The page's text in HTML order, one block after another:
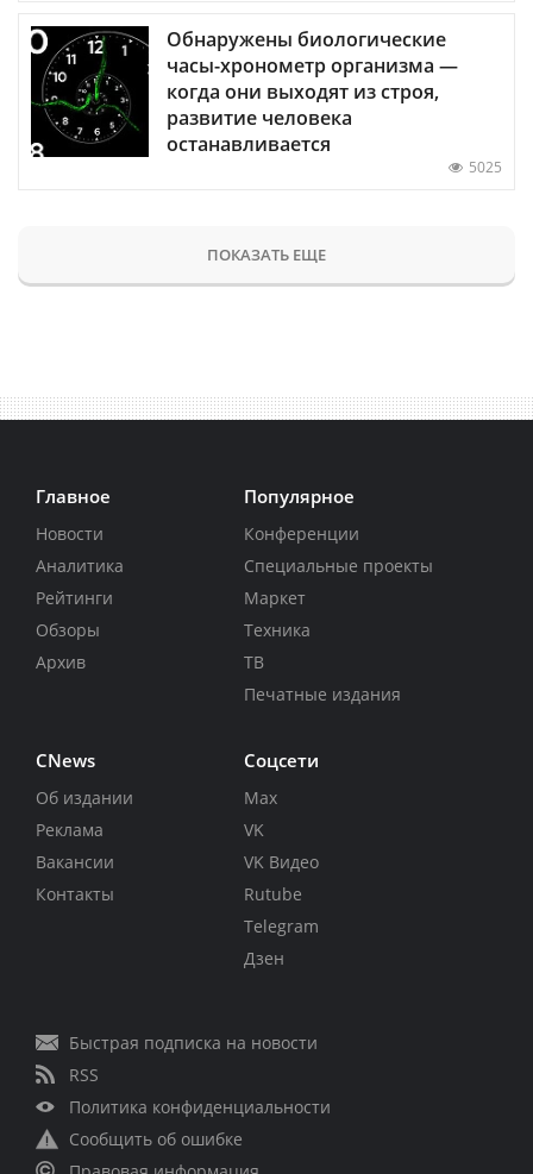
Обнаружены биологические
часы-хронометр организма —
когда они выходят из строя,
развитие человека
останавливается
5025
ПОКАЗАТЬ ЕЩЕ
Главное
Новости
Аналитика
Рейтинги
Обзоры
Архив
Популярное
Конференции
Специальные проекты
Маркет
Техника
ТВ
Печатные издания
CNews
Об издании
Реклама
Вакансии
Контакты
Соцсети
Max
VK
VK Видео
Rutube
Telegram
Дзен
Быстрая подписка на новости
RSS
Политика конфиденциальности
Сообщить об ошибке